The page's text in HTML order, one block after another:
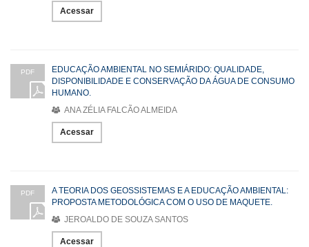
Acessar
PDF
EDUCAÇÃO AMBIENTAL NO SEMIÁRIDO: QUALIDADE,
DISPONIBILIDADE E CONSERVAÇÃO DA ÁGUA DE CONSUMO
HUMANO.
ANA ZÉLIA FALCÃO ALMEIDA
Acessar
PDF
A TEORIA DOS GEOSSISTEMAS E A EDUCAÇÃO AMBIENTAL:
PROPOSTA METODOLÓGICA COM O USO DE MAQUETE.
JEROALDO DE SOUZA SANTOS
Acessar